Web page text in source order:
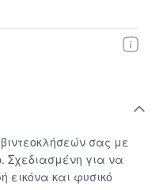
σας με
Σχεδιασμένη για να
εικόνα και φυσικό